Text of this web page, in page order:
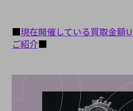
■現在開催している買取金額
ご紹介■